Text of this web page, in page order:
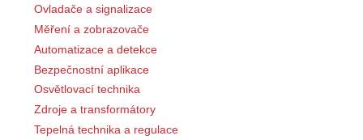
Ovladače a signalizace
Měření a zobrazovače
Automatizace a detekce
Bezpečnostní aplikace
Osvětlovací technika
Zdroje a transformátory
Tepelná technika a regulace